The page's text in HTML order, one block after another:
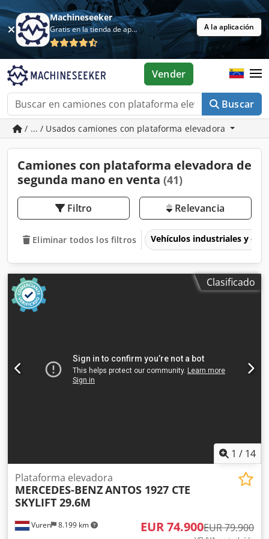
Machineseeker
Gratis en la tienda de aplicaciones A la aplicación
Buscar
Vender
/ ... / Usados camiones con plataforma elevadora
Camiones con plataforma elevadora de
segunda mano en venta (41)
Filtro Relevancia
Eliminar todos los filtros Vehículos industriales y
Clasificado
1 / 14
Vuren 8.199 km
Plataforma elevadora
MERCEDES-BENZANTOS 1927 CTE
SKYLIFT 29.6M
EUR 74.900EUR 79.900